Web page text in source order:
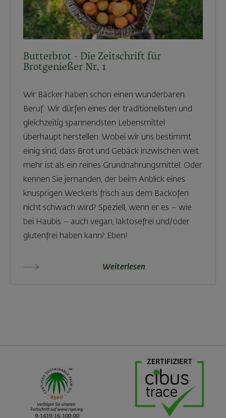
Butterbrot - Die Zeitschrift für
Brotgenießer Nr. 1
Wir Bäcker haben schon einen wunderbaren
Beruf: Wir dürfen eines der traditionellsten und
gleichzeitig spannendsten Lebensmittel
überhaupt herstellen. Wobei wir uns bestimmt
einig sind, dass Brot und Gebäck inzwischen weit
mehr ist als ein reines Grundnahrungsmittel. Oder
kennen Sie jemanden, der beim Anblick eines
knusprigen Weckerls frisch aus dem Backofen
nicht schwach wird? Speziell, wenn er es – wie
bei Haubis – auch vegan, laktosefrei und/oder
glutenfrei haben kann? Eben!
Weiterlesen